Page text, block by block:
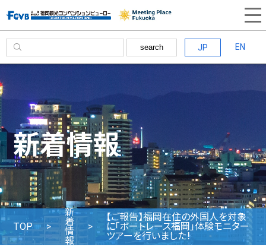
search JP EN
新着情報
TOP
新
着
情
報
【ご報告】福岡在住の外国人を対象
に「ボートレース福岡」体験モニター
ツアーを行いました！